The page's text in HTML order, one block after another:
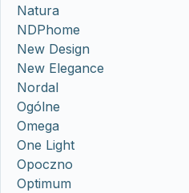
Natura
NDPhome
New Design
New Elegance
Nordal
Ogólne
Omega
One Light
Opoczno
Optimum